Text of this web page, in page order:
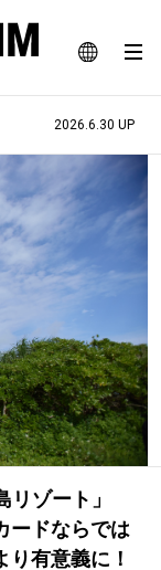
JA
EN
WEBマガジン
#MOVIE
2026.6.30 UP
リゾート」
ードならでは
有意義に！